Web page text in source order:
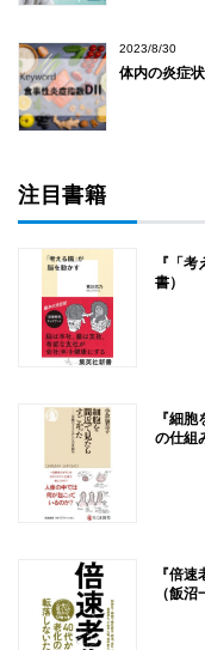
2023/8/30
体内の炎症
注目書籍
『「
書）
『細
の仕組
『倍
（飯